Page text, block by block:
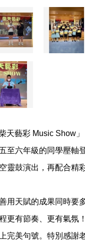
天藝彩 Music Show」
至六年級的同學壓軸
靈鼓演出，再配合精
用天賦的成果同時要
更有節奏、更有氣氛
完美句號。特別感謝